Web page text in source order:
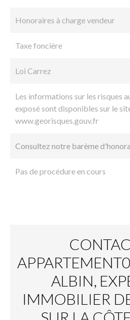
Honoraires à charge vendeur
Taxe foncière
Loi Carrez
Les informations sur les risques
exposé sont disponibles sur le
www.georisques.gouv.fr
Consultez notre barème
Pas de procédure en cours
ALBIN,
IMMOBILIER